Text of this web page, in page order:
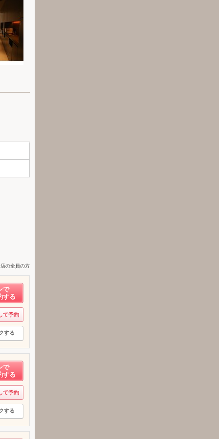
の全員の方
で
する
て予約
する
で
する
て予約
する